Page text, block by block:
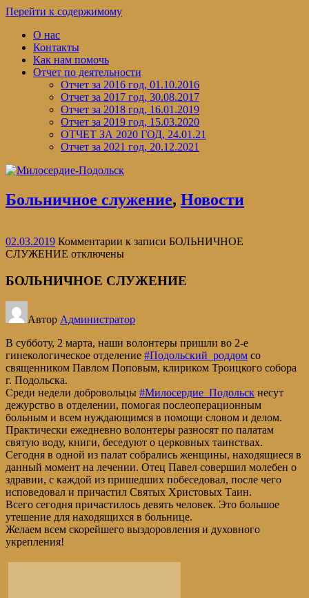
Перейти к содержимому
О нас
Контакты
Как нам помочь
Отчет по деятельности
Отчет за 2016 год, 01.10.2016
Отчет за 2017 год, 30.08.2017
Отчет за 2018 год, 16.01.2019
Отчет за 2019 год, 15.03.2020
ОТЧЕТ ЗА 2020 ГОД, 24.01.21
Отчет за 2021 год, 20.12.2021
Больничное служение, Новости
02.03.2019 Комментарии к записи БОЛЬНИЧНОЕ
СЛУЖЕНИЕ отключены
БОЛЬНИЧНОЕ СЛУЖЕНИЕ
Автор Администратор
В субботу, 2 марта, наши волонтеры пришли во 2-е
гинекологическое отделение #Подольский_роддом со
священником Павлом Поповым, клириком Троицкого собора
г. Подольска.
Среди недели добровольцы #Милосердие_Подольск несут
дежурство в отделении, помогая послеоперационным
больным и всем нуждающимся в помощи словом и делом.
Практически ежедневно волонтеры разносят по палатам
святую воду, книги, беседуют о церковных таинствах.
Сегодня в одной из палат собрались женщины, находящиеся в
данный момент на лечении. Отец Павел совершил молебен о
здравии, с каждой из пришедших побеседовал, после чего
исповедовал и причастил Святых Христовых Таин.
Всего сегодня причастилось девять человек. Это большое
утешение для находящихся в больнице.
Желаем всем скорейшего выздоровления и духовного
укрепления!